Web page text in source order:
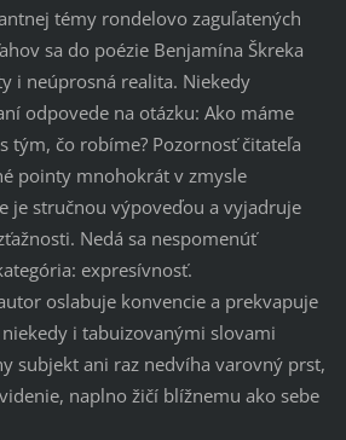
témy rondelovo zaguľatených
sa do poézie Benjamína Škreka
i neúprosná realita. Niekedy
odpovede na otázku: Ako máme
tým, čo robíme? Pozornosť čitateľa
pointy mnohokrát v zmysle
je stručnou výpoveďou a vyjadruje
Nedá sa nespomenúť
expresívnosť.
oslabuje konvencie a prekvapuje
i tabuizovanými slovami
subjekt ani raz nedvíha varovný prst,
naplno žičí blížnemu ako sebe